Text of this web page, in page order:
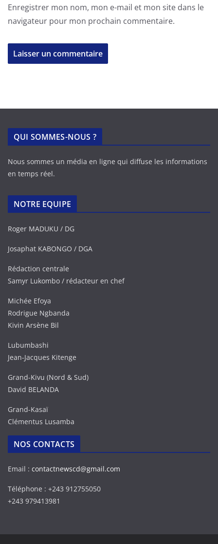
Enregistrer mon nom, mon e-mail et mon site dans le
navigateur pour mon prochain commentaire.
QUI SOMMES-NOUS ?
Nous sommes un média en ligne qui diffuse les informations
en temps réel.
NOTRE EQUIPE
Roger MADUKU / DG
Josaphat KABONGO / DGA
Rédaction centrale
Samyr Lukombo / rédacteur en chef
Michée Efoya
Rodrigue Ngbanda
Kivin Arsène Bil
Lubumbashi
Jean-Jacques Kitenge
Grand-Kivu (Nord & Sud)
David BELANDA
Grand-Kasaï
Clémentus Lusamba
NOS CONTACTS
Email : contactnewscd@gmail.com
Téléphone : +243 912755050
+243 979413981